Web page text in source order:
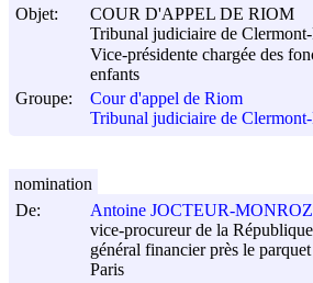
Objet:
COUR D'APPEL DE RIOM
Tribunal judiciaire de
Vice-présidente chargée des
enfants
Groupe:
Cour d'appel de Riom
Tribunal judiciaire de
De:
Antoine JOCTEUR-
vice-procureur de la
général financier près le
Paris
nomination